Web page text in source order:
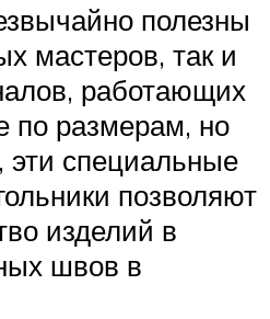
полезны
мастеров, так и
работающих
по размерам, но
специальные
позволяют
изделий в
швов в